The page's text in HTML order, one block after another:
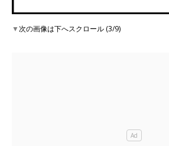
▼次の画像は下へスクロール (3/9)